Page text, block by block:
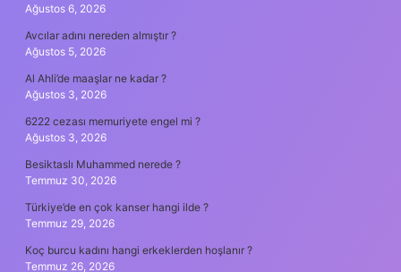
Ağustos 6, 2026
Avcılar adını nereden almıştır ?
Ağustos 5, 2026
Al Ahli’de maaşlar ne kadar ?
Ağustos 3, 2026
6222 cezası memuriyete engel mi ?
Ağustos 3, 2026
Besiktaslı Muhammed nerede ?
Temmuz 30, 2026
Türkiye’de en çok kanser hangi ilde ?
Temmuz 29, 2026
Koç burcu kadını hangi erkeklerden hoşlanır ?
Temmuz 26, 2026